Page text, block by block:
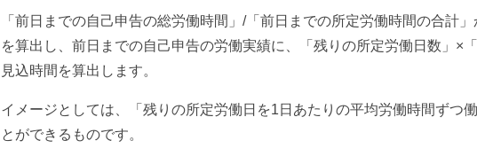
「前日までの自己申告の総労働時間」/「前日までの所定労働時間の合計
を算出し、前日までの自己申告の労働実績に、「残りの所定労働日数」×
見込時間を算出します。
イメージとしては、「残りの所定労働日を1日あたりの平均労働時間ずつ
とができるものです。